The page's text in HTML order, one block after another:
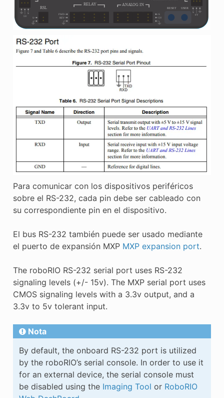
Para comunicar con los dispositivos periféricos
sobre el RS-232, cada pin debe ser cableado con
su correspondiente pin en el dispositivo.
El bus RS-232 también puede ser usado mediante
el puerto de expansión MXP MXP expansion port.
The roboRIO RS-232 serial port uses RS-232
signaling levels (+/- 15v). The MXP serial port uses
CMOS signaling levels with a 3.3v output, and a
3.3v to 5v tolerant input.
Nota
By default, the onboard RS-232 port is utilized
by the roboRIO’s serial console. In order to use it
for an external device, the serial console must
be disabled using the Imaging Tool or RoboRIO